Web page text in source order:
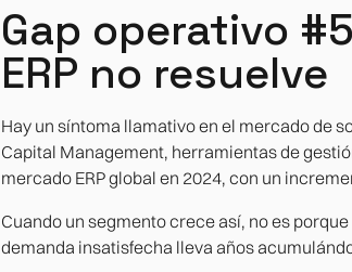
Gap operativo
ERP no resuelve
Hay un síntoma llamativo en el mercado de
Capital Management, herramientas de
mercado ERP global en 2024, con un
Cuando un segmento crece así, no es
demanda insatisfecha lleva años